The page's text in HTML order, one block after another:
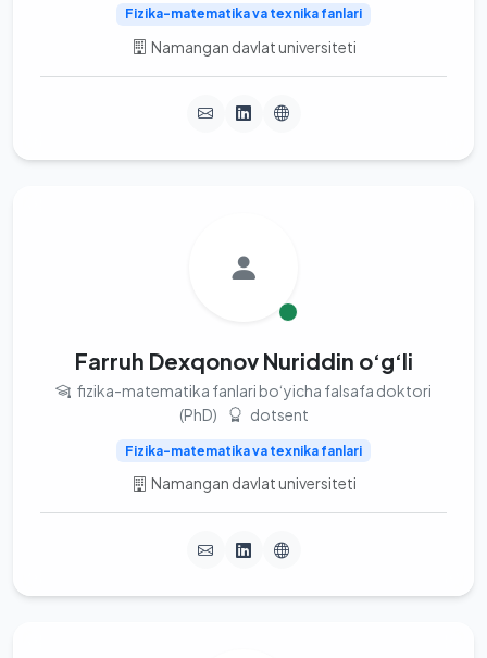
Fizika-matematika va texnika fanlari
Namangan davlat universiteti
Farruh Dexqonov Nuriddin o‘g‘li
fizika-matematika fanlari bo‘yicha falsafa doktori
(PhD)
dotsent
Fizika-matematika va texnika fanlari
Namangan davlat universiteti